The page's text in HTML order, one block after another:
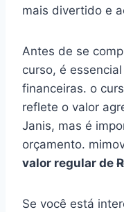
mais divertido e
Antes de se
curso, é
financeiras. o
reflete o valor
Janis, mas é
orçamento.
valor regular de
Se você está